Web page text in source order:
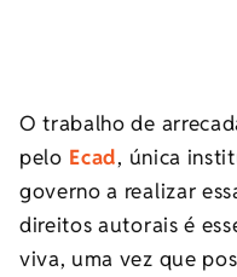
O trabalho de
pelo Ecad, única
governo a realizar
direitos autorais é
viva, uma vez que